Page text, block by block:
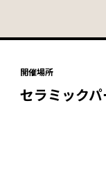
開催場所
セラミック